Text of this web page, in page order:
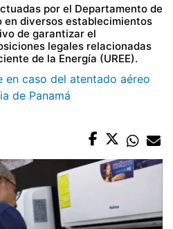
por el Departamento de
en diversos establecimientos
de garantizar el
legales relacionadas
de la Energía (UREE).
en caso del atentado aéreo
de Panamá